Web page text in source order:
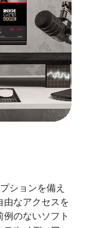
ションを備え
由なアクセスを
のないソフト